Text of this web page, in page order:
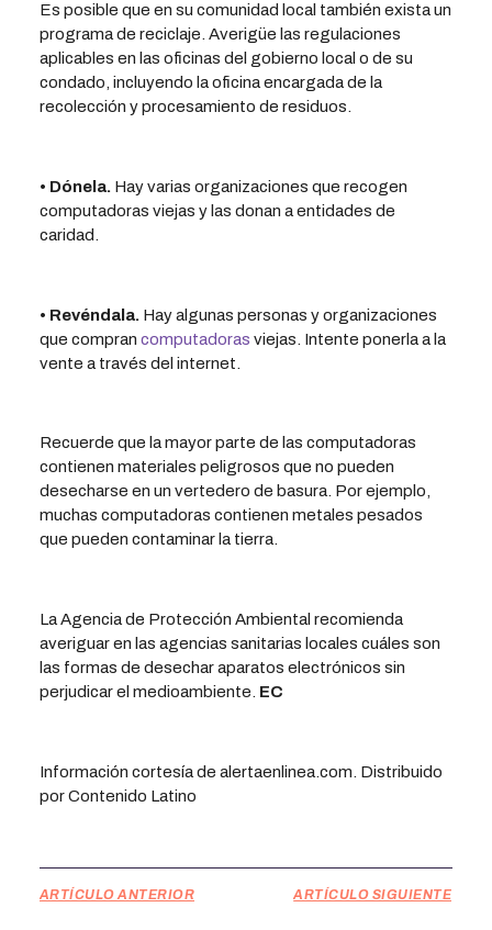
Es posible que en su comunidad local también exista un
programa de reciclaje. Averigüe las regulaciones
aplicables en las oficinas del gobierno local o de su
condado, incluyendo la oficina encargada de la
recolección y procesamiento de residuos.
• Dónela. Hay varias organizaciones que recogen
computadoras viejas y las donan a entidades de
caridad.
• Revéndala. Hay algunas personas y organizaciones
que compran computadoras viejas. Intente ponerla a la
vente a través del internet.
Recuerde que la mayor parte de las computadoras
contienen materiales peligrosos que no pueden
desecharse en un vertedero de basura. Por ejemplo,
muchas computadoras contienen metales pesados
que pueden contaminar la tierra.
La Agencia de Protección Ambiental recomienda
averiguar en las agencias sanitarias locales cuáles son
las formas de desechar aparatos electrónicos sin
perjudicar el medioambiente. EC
Información cortesía de alertaenlinea.com. Distribuido
por Contenido Latino
ARTÍCULO ANTERIOR ARTÍCULO SIGUIENTE